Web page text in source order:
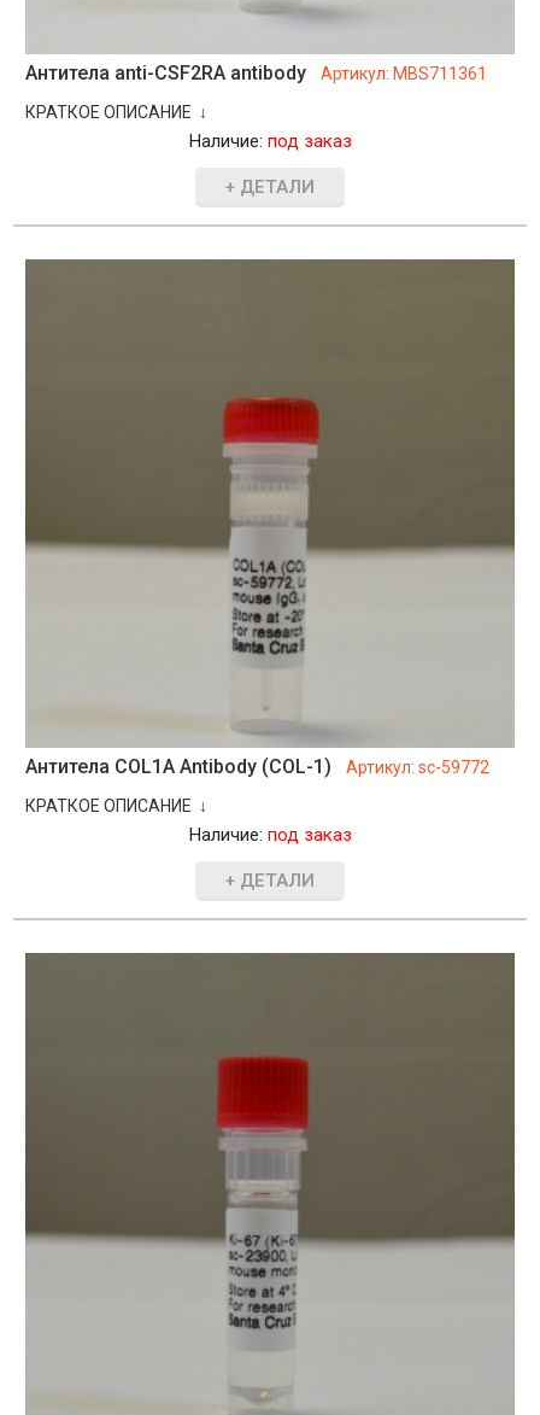
Антитела anti-CSF2RA antibody Артикул: MBS711361
КРАТКОЕ ОПИСАНИЕ ↓
Наличие: под заказ
+ ДЕТАЛИ
Антитела COL1A Antibody (COL-1) Артикул:sc-59772
КРАТКОЕ ОПИСАНИЕ ↓
Наличие: под заказ
+ ДЕТАЛИ